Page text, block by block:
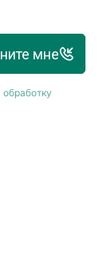
мне
обработку